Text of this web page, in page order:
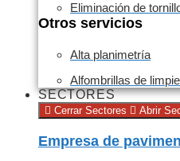
Eliminación de
Otros servicios
Alta planimetría
Alfombrillas de
SECTORES
Cerrar Sectores Abrir
Empresa de